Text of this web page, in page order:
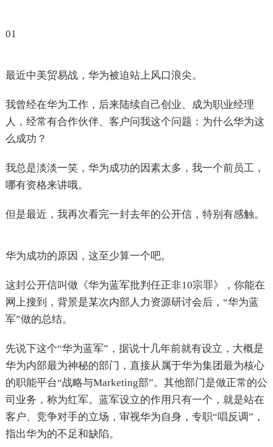
01
最近中美贸易战，华为被迫站上风口浪尖。
我曾经在华为工作，后来陆续自己创业、成为职业经理
人，经常有合作伙伴、客户问我这个问题：为什么华为这
么成功？
我总是淡淡一笑，华为成功的因素太多，我一个前员工，
哪有资格来讲哦。
但是最近，我再次看完一封去年的公开信，特别有感触。
华为成功的原因，这至少算一个吧。
这封公开信叫做《华为蓝军批判任正非10宗罪》，你能在
网上搜到，背景是某次内部人力资源研讨会后，“华为蓝
军”做的总结。
先说下这个“华为蓝军”，据说十几年前就有设立，大概是
华为内部最为神秘的部门，直接从属于华为集团最为核心
的职能平台“战略与Marketing部”。其他部门是做正常的公
司业务，称为红军。蓝军设立的作用只有一个，就是站在
客户、竞争对手的立场，审视华为自身，专职“唱反调”，
指出华为的不足和缺陷。